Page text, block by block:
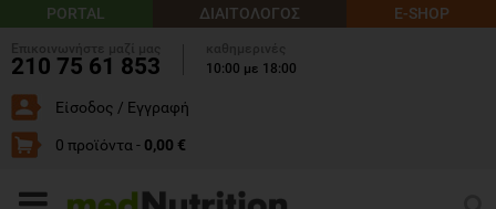
PORTAL ΔΙΑΙΤΟΛΟΓΟΣ E-SHOP
210 75 61 853
10:00 με 18:00
Είσοδος / Εγγραφή
0 προϊόντα - 0,00 €